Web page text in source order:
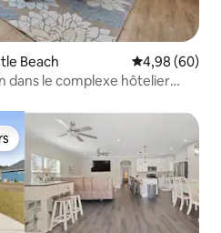
Beach Évaluation
4,98 (60)
dans le complexe hôtelier
plus appréciés